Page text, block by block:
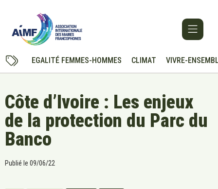
EGALITÉ FEMMES-HOMMES CLIMAT VIVRE-
Côte d’Ivoire : Les enjeux
de la protection du Parc du
Banco
Publié le 09/06/22